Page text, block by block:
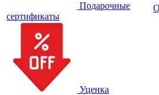
Подарочные
сертификаты
Уценка